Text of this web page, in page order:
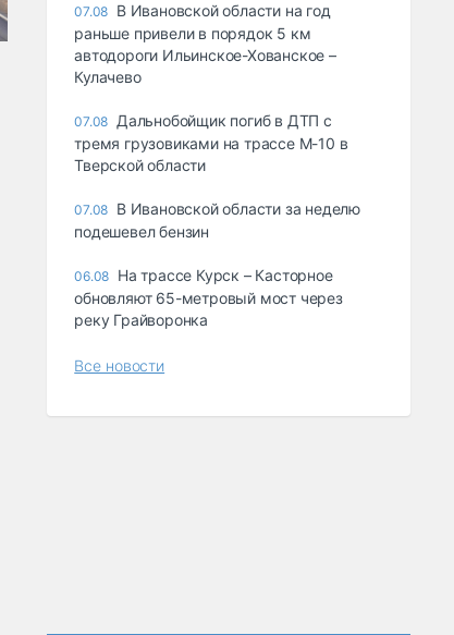
07.08 В Ивановской области на год
раньше привели в порядок 5 км
автодороги Ильинское-Хованское –
Кулачево
07.08 Дальнобойщик погиб в ДТП с
тремя грузовиками на трассе М-10 в
Тверской области
07.08 В Ивановской области за неделю
подешевел бензин
06.08 На трассе Курск – Касторное
обновляют 65-метровый мост через
реку Грайворонка
Все новости